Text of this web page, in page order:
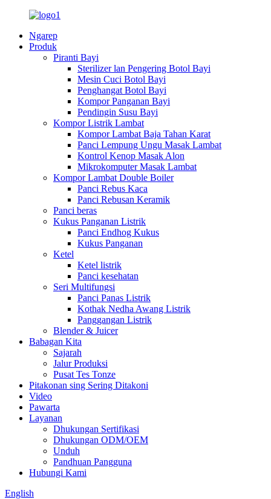
Ngarep
Produk
Piranti Bayi
Sterilizer lan Pengering Botol Bayi
Mesin Cuci Botol Bayi
Penghangat Botol Bayi
Kompor Panganan Bayi
Pendingin Susu Bayi
Kompor Listrik Lambat
Kompor Lambat Baja Tahan Karat
Panci Lempung Ungu Masak Lambat
Kontrol Kenop Masak Alon
Mikrokomputer Masak Lambat
Kompor Lambat Double Boiler
Panci Rebus Kaca
Panci Rebusan Keramik
Panci beras
Kukus Panganan Listrik
Panci Endhog Kukus
Kukus Panganan
Ketel
Ketel listrik
Panci kesehatan
Seri Multifungsi
Panci Panas Listrik
Kothak Nedha Awang Listrik
Panggangan Listrik
Blender & Juicer
Babagan Kita
Sajarah
Jalur Produksi
Pusat Tes Tonze
Pitakonan sing Sering Ditakoni
Video
Pawarta
Layanan
Dhukungan Sertifikasi
Dhukungan ODM/OEM
Unduh
Pandhuan Pangguna
Hubungi Kami
English